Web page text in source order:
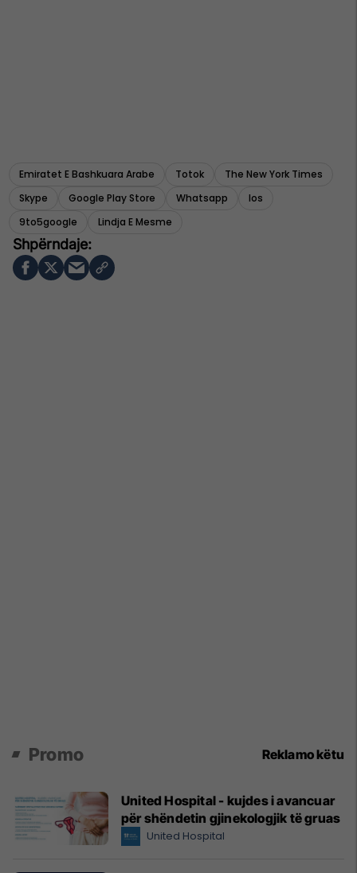
Emiratet E Bashkuara Arabe Totok
The New York Times
Skype
Google Play Store Whatsapp
Ios
9to5google
Lindja E Mesme
Promo Reklamo këtu
United Hospital - kujdes i avancuar
për shëndetin gjinekologjik të gruas
United Hospital